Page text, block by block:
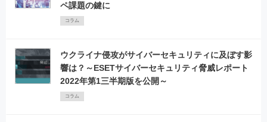
ペ課題の鍵に
コラム
ウクライナ侵攻がサイバーセキュリティに及ぼす影
響は？～ESETサイバーセキュリティ脅威レポート
2022年第1三半期版を公開～
コラム